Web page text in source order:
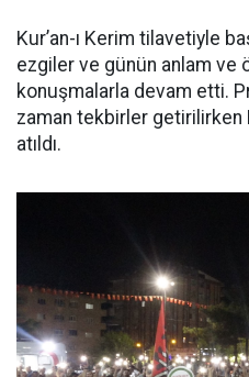
Kur’an-ı Kerim tilavetiyle
ezgiler ve günün anlam ve
konuşmalarla devam etti.
zaman tekbirler getirilirken
atıldı.